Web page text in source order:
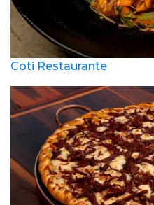
Coti Restaurante